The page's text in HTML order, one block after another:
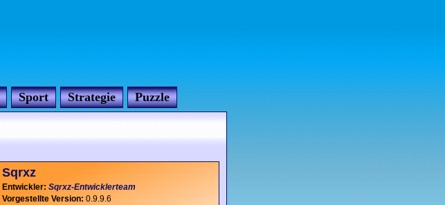
Sport Strategie Puzzle
Sqrxz
Entwickler: Sqrxz-Entwicklerteam
Vorgestellte Version: 0.9.9.6